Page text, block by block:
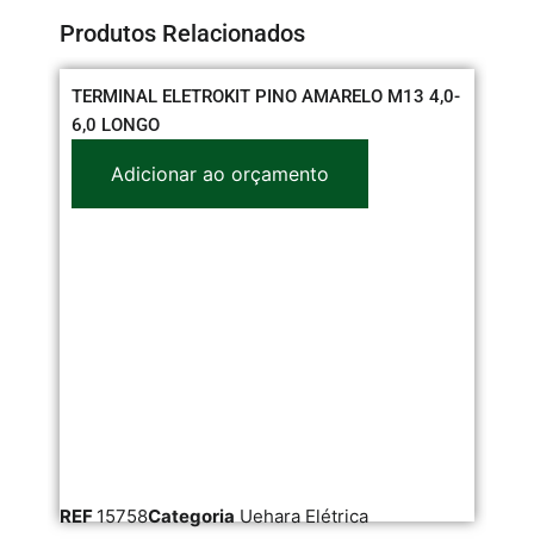
Produtos Relacionados
TERMINAL ELETROKIT PINO AMARELO M13 4,0-
6,0 LONGO
Adicionar ao orçamento
REF15758Categoria Uehara Elétrica